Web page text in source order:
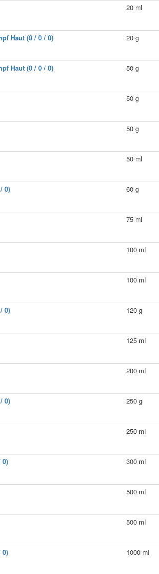
20 ml
Haut (0 / 0 / 0) 20 g
Haut (0 / 0 / 0) 50 g
50 g
50 g
50 ml
0) 60 g
75 ml
100 ml
100 ml
0) 120 g
125 ml
200 ml
0) 250 g
250 ml
0) 300 ml
500 ml
500 ml
0) 1000 ml